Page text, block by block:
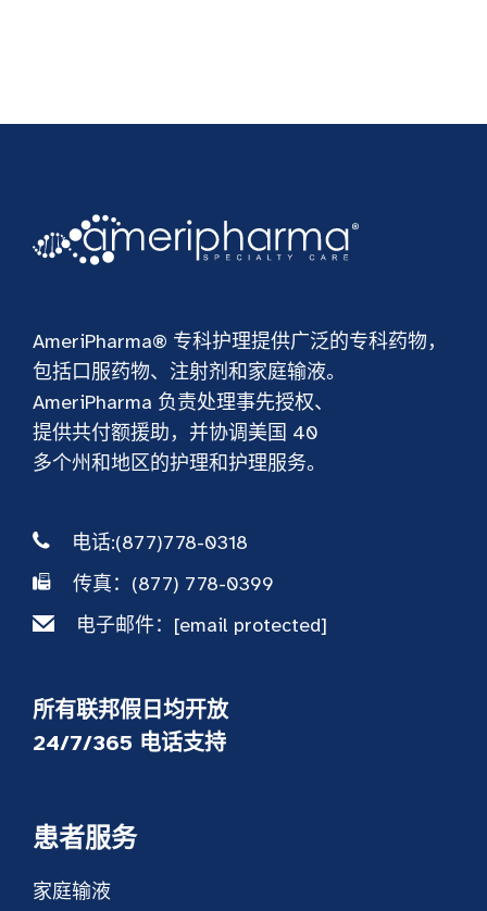
AmeriPharma® 专科护理提供广泛的专科药物，
包括口服药物、注射剂和家庭输液。
AmeriPharma 负责处理事先授权、
提供共付额援助，并协调美国 40
多个州和地区的护理和护理服务。
电话:(877)778-0318
传真：(877) 778-0399
电子邮件： [email protected]
所有联邦假日均开放
24/7/365 电话支持
患者服务
家庭输液